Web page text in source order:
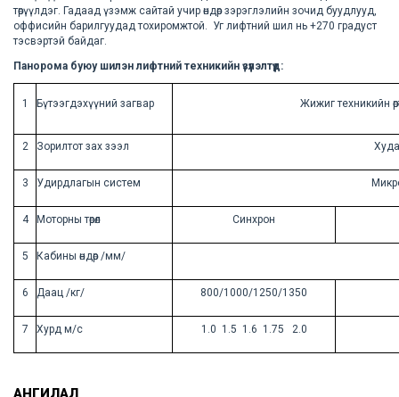
төрүүлдэг. Гадаад үзэмж сайтай учир өндөр зэрэглэлийн зочид буудлууд,
оффисийн барилгуудад тохиромжтой. Уг лифтний шил нь +270 градуст
тэсвэртэй байдаг.
Панорома буюу шилэн лифтний техникийн үзүүлэлтүүд:
1 Бүтээгдэхүүний загвар Жижиг техникийн
2 Зорилтот зах зээл
3 Удирдлагын систем
4 Моторны төрөл Синхрон
5 Кабины өндөр /мм/
6 Даац /кг/ 800/1000/1250/1350
7 Хурд м/с 1.0 1.5 1.6 1.75 2.0
АНГИЛАЛ